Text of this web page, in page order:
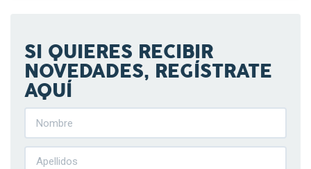
SI QUIERES RECIBIR
NOVEDADES, REGÍSTRATE
AQUÍ